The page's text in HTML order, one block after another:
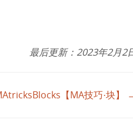
最后更新：2023年2月2
【MA技巧·块】